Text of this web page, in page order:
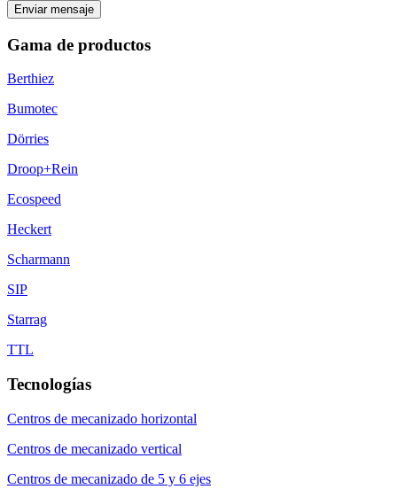
Enviar mensaje
Gama de productos
Berthiez
Bumotec
Dörries
Droop+Rein
Ecospeed
Heckert
Scharmann
SIP
Starrag
TTL
Tecnologías
Centros de mecanizado horizontal
Centros de mecanizado vertical
Centros de mecanizado de 5 y 6 ejes